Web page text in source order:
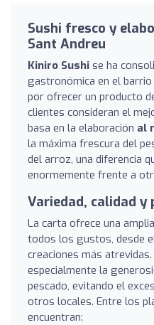
Sushi fresco y
Sant Andreu
Kiniro Sushi se ha
gastronómica en el barrio
por ofrecer un producto
clientes consideran el
basa en la elaboración al
la máxima frescura del
del arroz, una diferencia
enormemente frente a
Variedad, calidad
La carta ofrece una
todos los gustos, desde
creaciones más
especialmente la
pescado, evitando el
otros locales. Entre los
encuentran: